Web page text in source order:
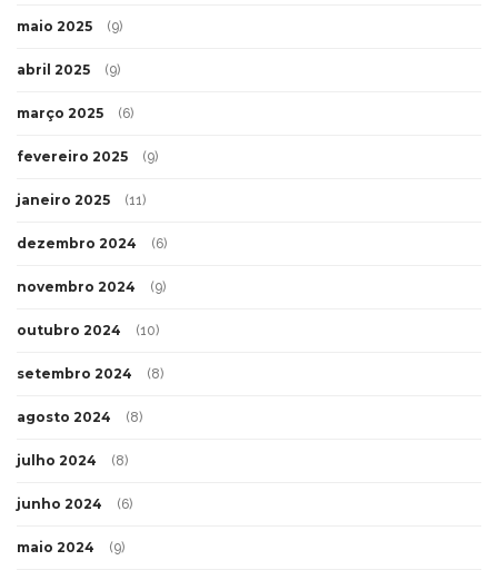
maio 2025 (9)
abril 2025 (9)
março 2025 (6)
fevereiro 2025 (9)
janeiro 2025 (11)
dezembro 2024 (6)
novembro 2024 (9)
outubro 2024 (10)
setembro 2024 (8)
agosto 2024 (8)
julho 2024 (8)
junho 2024 (6)
maio 2024 (9)